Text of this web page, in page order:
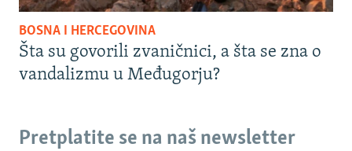
BOSNA I HERCEGOVINA
Šta su govorili zvaničnici, a šta se zna o
vandalizmu u Međugorju?
Pretplatite se na naš newsletter